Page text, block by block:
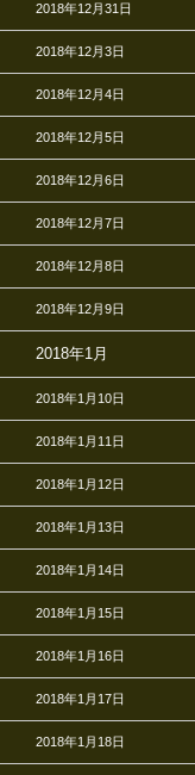
2018年12月31日
2018年12月3日
2018年12月4日
2018年12月5日
2018年12月6日
2018年12月7日
2018年12月8日
2018年12月9日
2018年1月
2018年1月10日
2018年1月11日
2018年1月12日
2018年1月13日
2018年1月14日
2018年1月15日
2018年1月16日
2018年1月17日
2018年1月18日